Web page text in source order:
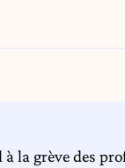
la grève des